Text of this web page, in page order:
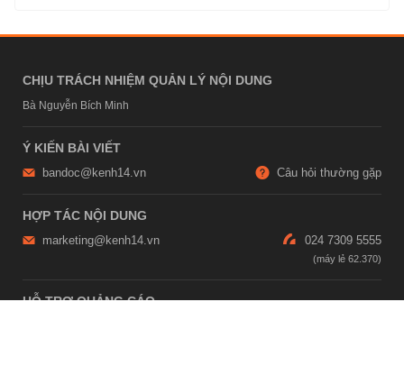
CHỊU TRÁCH NHIỆM QUẢN LÝ NỘI DUNG
Bà Nguyễn Bích Minh
Ý KIẾN BÀI VIẾT
bandoc@kenh14.vn Câu hỏi thường gặp
HỢP TÁC NỘI DUNG
marketing@kenh14.vn 024 7309 5555
HỖ TRỢ QUẢNG CÁO